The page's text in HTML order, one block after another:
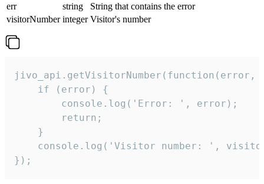
err
string
String that contains the error
visitorNumber integer Visitor's number
jivo_api.getVisitorNumber(function(error,
    if (error) {
        console.log('Error: ', error);
        return;
    }
console.log('Visitor number: ',
});